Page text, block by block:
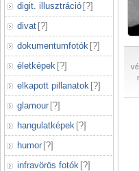
digit. illusztráció [?]
divat [?]
dokumentumfotók [?]
életképek [?]
elkapott pillanatok [?]
glamour [?]
hangulatképek [?]
humor [?]
infravörös fotók [?]